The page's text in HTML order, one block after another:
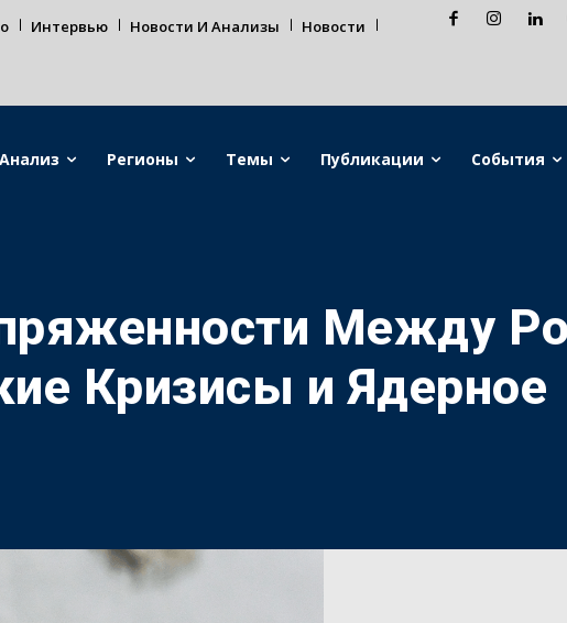
Интервью Новости И Анализы Новости
Анализ Регионы Темы Публикации События
Между
Кризисы и Ядерное